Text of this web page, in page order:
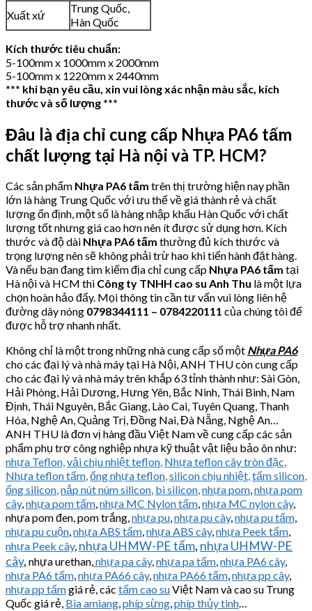
Xuất xứ
Trung Quốc,
Hàn Quốc
Kích thước tiêu chuẩn:
5-100mm x 1000mm x 2000mm
5-100mm x 1220mm x 2440mm
*** khi bạn yêu cầu, xin vui lòng xác nhận màu sắc, kích
thước và số lượng ***
Đâu là địa chỉ cung cấp Nhựa PA6 tấm
chất lượng tại Hà nội và TP. HCM?
Các sản phẩm Nhựa PA6 tấm trên thị trường hiện nay phần
lớn là hàng Trung Quốc với ưu thế về giá thành rẻ và chất
lượng ổn định, một số là hàng nhập khẩu Hàn Quốc với chất
lượng tốt nhưng giá cao hơn nên ít được sử dụng hơn. Kích
thước và độ dài Nhựa PA6 tấm thường đủ kích thước và
trọng lượng nên sẽ không phải trừ hao khi tiến hành đặt hàng.
Và nếu bạn đang tìm kiếm địa chỉ cung cấp Nhựa PA6 tấm tại
Hà nội và HCM thì Công ty TNHH cao su Anh Thu là một lựa
chọn hoàn hảo đấy. Mọi thông tin cần tư vấn vui lòng liên hệ
đường dây nóng 0798344111 – 0784220111 của chúng tôi để
được hỗ trợ nhanh nhất.
Không chỉ là một trong những nhà cung cấp số một Nhựa PA6
cho các đại lý và nhà máy tại Hà Nội, ANH THU còn cung cấp
cho các đại lý và nhà máy trên khắp 63 tỉnh thành như: Sài Gòn,
Hải Phòng, Hải Dương, Hưng Yên, Bắc Ninh, Thái Bình, Nam
Định, Thái Nguyên, Bắc Giang, Lào Cai, Tuyên Quang, Thanh
Hóa, Nghệ An, Quảng Trị, Đồng Nai, Đà Nẵng, Nghệ An…
ANH THU là đơn vị hàng đầu Việt Nam về cung cấp các sản
phẩm phụ trợ công nghiệp nhựa kỹ thuật vật liệu bảo ôn như:
nhựa Teflon,vải chịu nhiệt teflon, Nhựa teflon cây tròn đặc,
Nhựa teflon tấm,ống nhựa teflon,silicon chịu nhiệt,tấm silicon,
ống silicon,nắp nút núm silicon, bi silicon,nhựa pom,nhựa pom
cây,nhựa pom tấm,nhựa MC Nylon tấm,nhựa MC nylon cây,
nhựa pom đen, pom trắng,nhựa pu,nhựa pu cây,nhựa pu tấm,
nhựa pu cuộn,nhựa ABS tấm,nhựa ABS cây,nhựa Peek tấm,
nhựa Peek cây, nhựa UHMW-PE tấm, nhựa UHMW-PE
cây, nhựa urethan,nhựa pa cây,nhựa pa tấm,nhựa PA6 cây,
nhựa PA6 tấm,nhựa PA66 cây,nhựa PA66 tấm,nhựa pp cây,
nhựa pp tấmgiá rẻ, các tấm cao suViệt Nam và cao su Trung
Quốc giá rẻ, Bìa amiang,phíp sừng,phíp thủy tinh…